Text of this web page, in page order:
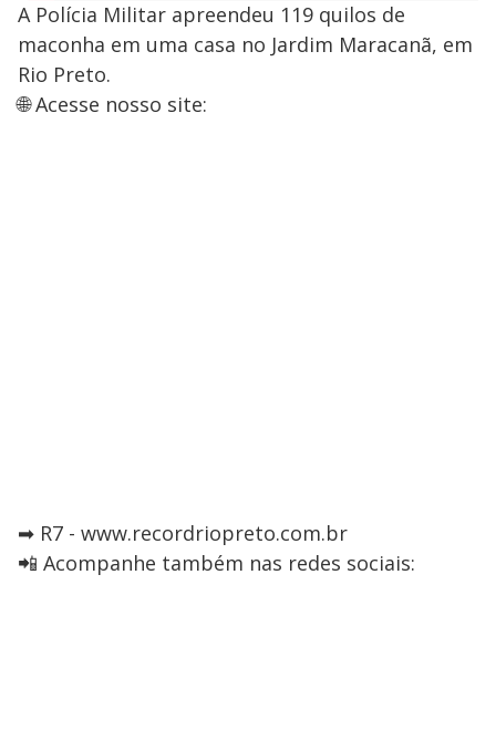
A Polícia Militar apreendeu 119 quilos de
maconha em uma casa no Jardim Maracanã, em
Rio Preto.
🌐 Acesse nosso site:
➡ R7 - www.recordriopreto.com.br
📲 Acompanhe também nas redes sociais: